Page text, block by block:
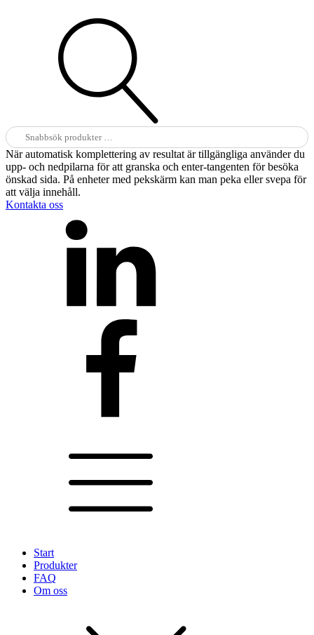
Sök
efter:
När automatisk komplettering av resultat är tillgängliga använder du
upp- och nedpilarna för att granska och enter-tangenten för besöka
önskad sida. På enheter med pekskärm kan man peka eller svepa för
att välja innehåll.
Kontakta oss
Start
Produkter
FAQ
Om oss